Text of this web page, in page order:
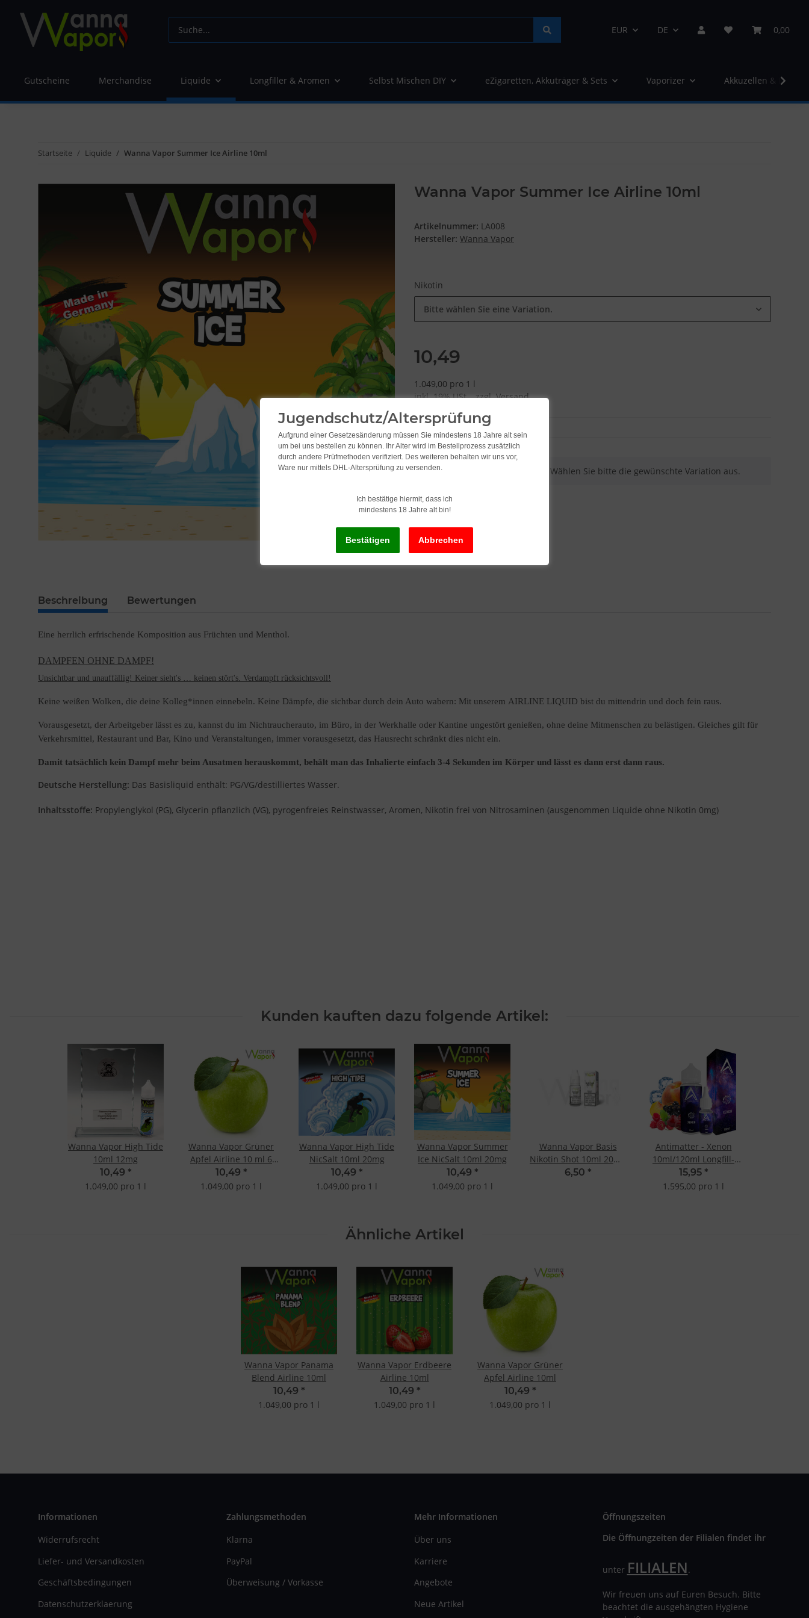
EUR DE 0,00
Gutscheine Merchandise Liquide Longfiller & Aromen Selbst Mischen DIY eZigaretten, Akkuträger & Sets Vaporizer Akkuzellen &
Startseite Liquide Wanna Vapor Summer Ice Airline 10ml
Wanna Vapor Summer Ice Airline 10ml
Artikelnummer: LA008
Hersteller: Wanna Vapor
Nikotin
Bitte wählen Sie eine Variation.
10,49
1.049,00 pro 1 l
inkl. 19% USt. , zzgl.Versand
x
Dieser Artikel hat Variationen. Wählen Sie bitte die gewünschte Variation aus.
Beschreibung Bewertungen
Eine herrlich erfrischende Komposition aus Früchten und Menthol.
DAMPFEN OHNE DAMPF!
Unsichtbar und unauffällig! Keiner sieht's … keinen stört's. Verdampft rücksichtsvoll!
Keine weißen Wolken, die deine Kolleg*innen einnebeln. Keine Dämpfe, die sichtbar durch dein Auto wabern: Mit unserem AIRLINE LIQUID bist du mittendrin und doch fein raus.
Vorausgesetzt, der Arbeitgeber lässt es zu, kannst du im Nichtraucherauto, im Büro, in der Werkhalle oder Kantine ungestört genießen, ohne deine Mitmenschen zu belästigen. Gleiches gilt für
Verkehrsmittel, Restaurant und Bar, Kino und Veranstaltungen, immer vorausgesetzt, das Hausrecht schränkt dies nicht ein.
Damit tatsächlich kein Dampf mehr beim Ausatmen herauskommt, behält man das Inhalierte einfach 3-4 Sekunden im Körper und lässt es dann erst dann raus.
Deutsche Herstellung: Das Basisliquid enthält: PG/VG/destilliertes Wasser.
Inhaltsstoffe: Propylenglykol (PG), Glycerin pflanzlich (VG), pyrogenfreies Reinstwasser, Aromen, Nikotin frei von Nitrosaminen (ausgenommen Liquide ohne Nikotin 0mg)
Kunden kauften dazu folgende Artikel:
Wanna Vapor High Tide
10ml 12mg
10,49 *
1.049,00 pro 1 l
Wanna Vapor Grüner
Apfel Airline 10 ml 6
mg
10,49 *
1.049,00 pro 1 l
Wanna Vapor High Tide
NicSalt 10ml 20mg
10,49 *
1.049,00 pro 1 l
Wanna Vapor Summer
Ice NicSalt 10ml 20mg
10,49 *
1.049,00 pro 1 l
Wanna Vapor Basis
Nikotin Shot 10ml 20mg
- 50/50
6,50 *
Antimatter - Xenon
10ml/120ml Longfill-
Aroma
15,95 *
1.595,00 pro 1 l
Ähnliche Artikel
Wanna Vapor Panama
Blend Airline 10ml
10,49 *
1.049,00 pro 1 l
Wanna Vapor Erdbeere
Airline 10ml
10,49 *
1.049,00 pro 1 l
Wanna Vapor Grüner
Apfel Airline 10ml
10,49 *
1.049,00 pro 1 l
Informationen
Widerrufsrecht
Liefer- und Versandkosten
Geschäftsbedingungen
Datenschutzerklaerung
Zahlungsmethoden
Klarna
PayPal
Überweisung / Vorkasse
Mehr Informationen
Über uns
Karriere
Angebote
Neue Artikel
Öffnungszeiten
Die Öffnungzeiten der Filialen findet ihr
unter FILIALEN.
Wir freuen uns auf Euren Besuch. Bitte
beachtet die ausgehängten Hygiene
Jugendschutz/Altersprüfung
Aufgrund einer Gesetzesänderung müssen Sie mindestens 18 Jahre alt sein
um bei uns bestellen zu können. Ihr Alter wird im Bestellprozess zusätzlich
durch andere Prüfmethoden verifiziert. Des weiteren behalten wir uns vor,
Ware nur mittels DHL-Altersprüfung zu versenden.
Ich bestätige hiermit, dass ich
mindestens 18 Jahre alt bin!